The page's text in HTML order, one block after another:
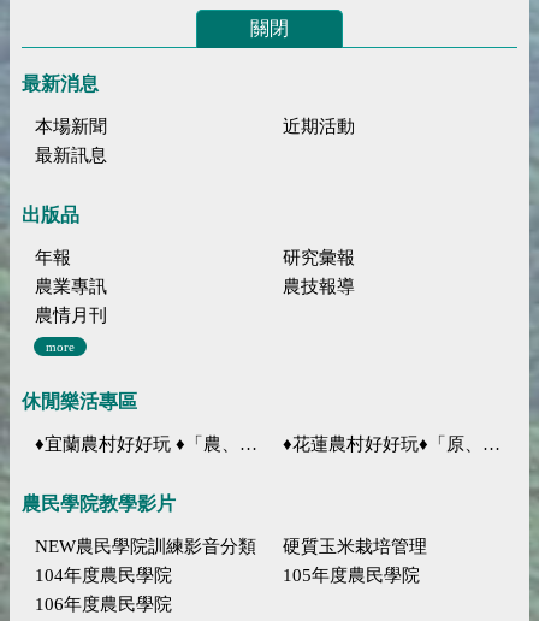
關閉
最新消息
本場新聞
近期活動
最新訊息
出版品
年報
研究彙報
農業專訊
農技報導
農情月刊
more
休閒樂活專區
♦宜蘭農村好好玩 ♦「農、藝、山、水」四條遊程推薦 ♦花蓮農村好好玩♦「原、生、慢、活」四條遊程推薦
農民學院教學影片
NEW農民學院訓練影音分類
硬質玉米栽培管理
104年度農民學院
105年度農民學院
106年度農民學院